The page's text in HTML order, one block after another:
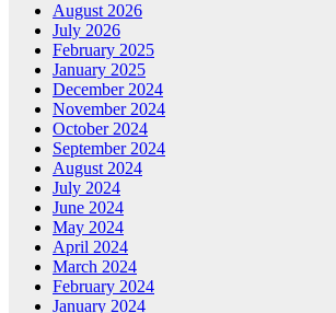
August 2026
July 2026
February 2025
January 2025
December 2024
November 2024
October 2024
September 2024
August 2024
July 2024
June 2024
May 2024
April 2024
March 2024
February 2024
January 2024